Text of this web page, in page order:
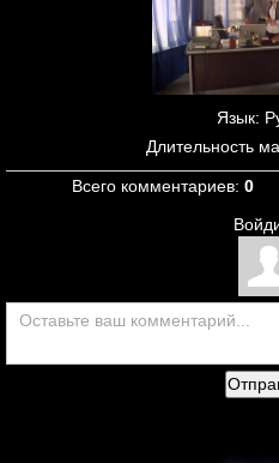
Язык:
Длительность
Всего комментариев: 0